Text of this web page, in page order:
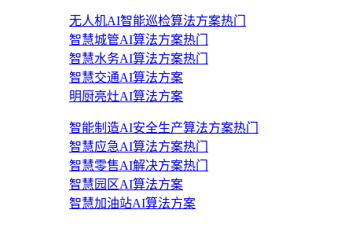
无人机AI智能巡检算法方案热门
智慧城管AI算法方案热门
智慧水务AI算法方案热门
智慧交通AI算法方案
明厨亮灶AI算法方案
智能制造AI安全生产算法方案热门
智慧应急AI算法方案热门
智慧零售AI解决方案热门
智慧园区AI算法方案
智慧加油站AI算法方案